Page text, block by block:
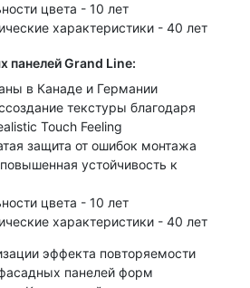
цвета - 10 лет
характеристики - 40 лет
панелей Grand Line:
в Канаде и Германии
текстуры благодаря
Touch Feeling
защита от ошибок монтажа
устойчивость к
цвета - 10 лет
характеристики - 40 лет
эффекта повторяемости
панелей форм